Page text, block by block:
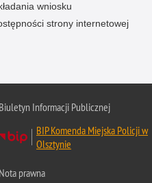
wniosku
strony internetowej
Biuletyn Informacji Publicznej
BIP Komenda Miejska Policji w
Olsztynie
Nota prawna